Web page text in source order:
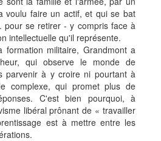
voulu faire un actif, et qui se bat
pour se retirer - y compris face à
intellectuelle qu'il représente.
formation militaire, Grandmont a
qui observe le monde de
parvenir à y croire ni pourtant à
complexe, qui promet plus de
C'est bien pourquoi, à
libéral prônant de « travailler
est à mettre entre les